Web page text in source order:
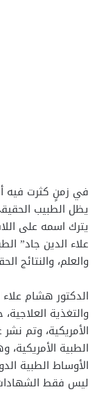
في زمنٍ كثرت فيه
يظل الطبيب
يترك اسمه على
علاء الدين جاد”
والعلم، والنتائج
الدكتور هشام
والتغذية
الأمريكية، وتم
الطبية
الأوساط الطبية
ليس فقط